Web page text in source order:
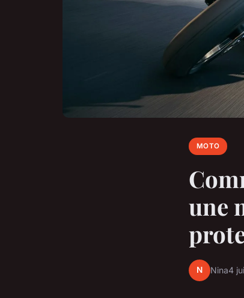
MOTO
une
N Nina4